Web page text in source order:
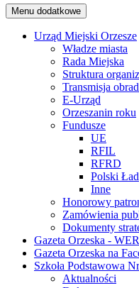
Menu dodatkowe
Urząd Miejski Orzesze
Władze miasta
Rada Miejska
Struktura
Transmisja
E-Urząd
Orzeszanin roku
Fundusze
UE
RFIL
RFRD
Polski Ład
Inne
Honorowy
Zamówienia
Dokumenty
Gazeta Orzeska -
Gazeta Orzeska na
Szkoła Podstawowa
Aktualności